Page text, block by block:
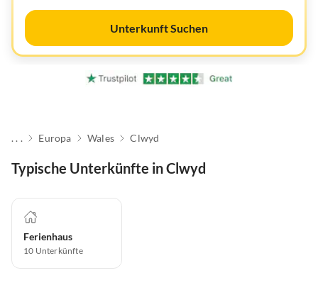
Unterkunft Suchen
. . . Europa Wales Clwyd
Typische Unterkünfte in Clwyd
Ferienhaus
10 Unterkünfte